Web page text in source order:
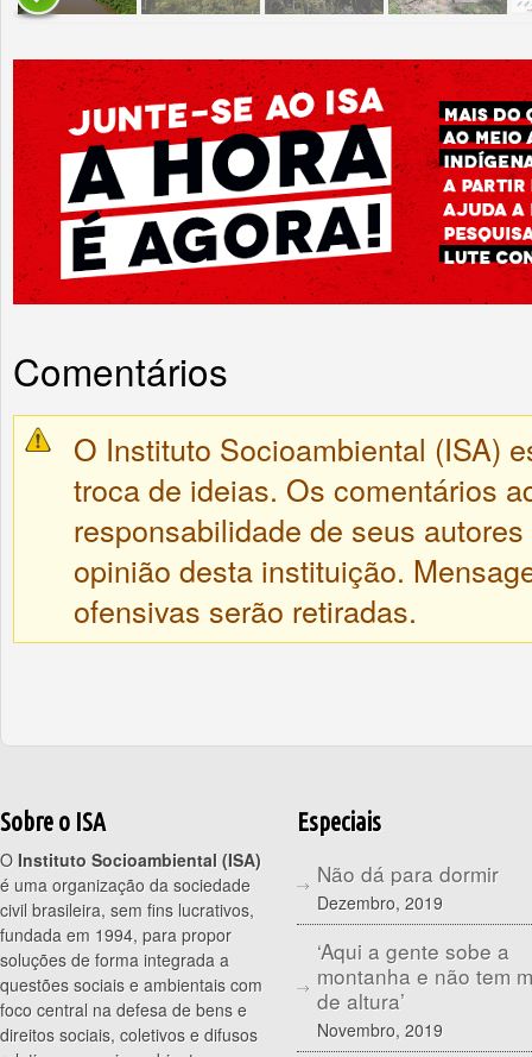
Comentários
O Instituto Socioambiental (ISA)
troca de ideias. Os comentários
responsabilidade de seus
opinião desta instituição.
ofensivas serão retiradas.
Sobre o ISA
O Instituto Socioambiental (ISA)
é uma organização da sociedade
civil brasileira, sem fins lucrativos,
fundada em 1994, para propor
soluções de forma integrada a
questões sociais e ambientais com
foco central na defesa de bens e
direitos sociais, coletivos e difusos
Especiais
Não dá para dormir
Dezembro, 2019
‘Aqui a gente sobe a
montanha e não tem
de altura’
Novembro, 2019